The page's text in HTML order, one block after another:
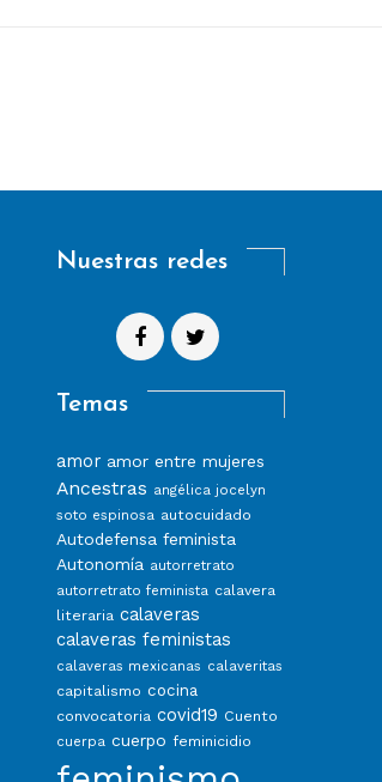
Nuestras redes
Temas
amor amor entre mujeres
Ancestras angélica jocelyn
soto espinosa autocuidado
Autodefensa feminista
Autonomía autorretrato
autorretrato feminista calavera
literaria calaveras
calaveras feministas
calaveras mexicanas calaveritas
capitalismo cocina
convocatoria covid19 Cuento
cuerpa cuerpo feminicidio